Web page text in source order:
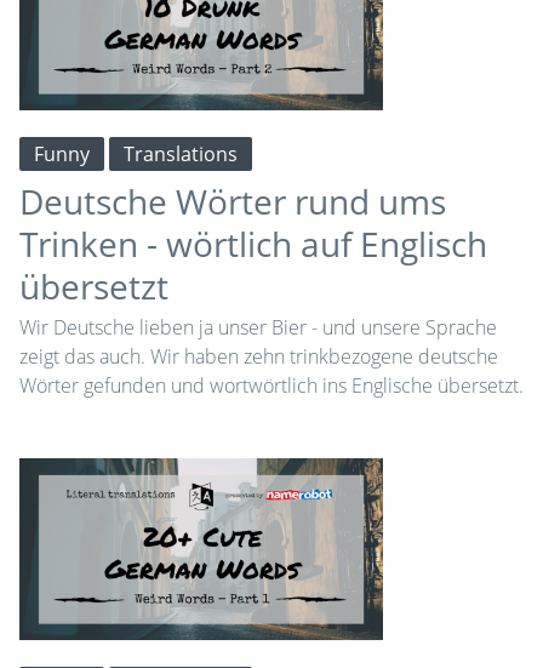
Funny Translations
Deutsche Wörter rund ums
Trinken - wörtlich auf Englisch
übersetzt
Wir Deutsche lieben ja unser Bier - und unsere Sprache
zeigt das auch. Wir haben zehn trinkbezogene deutsche
Wörter gefunden und wortwörtlich ins Englische übersetzt.